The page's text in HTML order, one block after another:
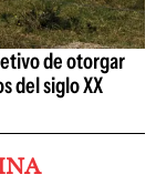
de otorgar
del siglo XX